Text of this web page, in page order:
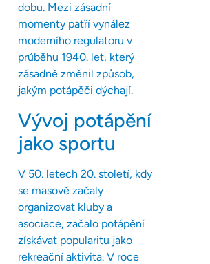
dobu. Mezi zásadní
momenty patří vynález
moderního regulatoru v
průběhu 1940. let, který
zásadně změnil způsob,
jakým potápěči dýchají.
Vývoj potápění
jako sportu
V 50. letech 20. století, kdy
se masově začaly
organizovat kluby a
asociace, začalo potápění
získávat popularitu jako
rekreační aktivita. V roce